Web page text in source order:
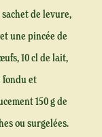
de levure,
une pincée de
10 cl de lait,
fondu et
150 g de
ou surgelées.